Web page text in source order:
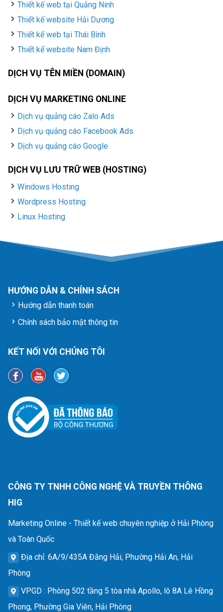
Thiết kế web tại Quảng Ninh
Thiết kế website Hải Dương
Thiết kế web tại Thái Bình
Thiết kế website Nam Định
DỊCH VỤ TÊN MIỀN (DOMAIN)
DỊCH VỤ MARKETING ONLINE
Dịch vụ quảng cáo Zalo Ads
Dịch vụ quảng cáo Facebook Ads
Dịch vụ quảng cáo Google
DỊCH VỤ LƯU TRỮ WEB (HOSTING)
Windows Hosting
Wordpress Hosting
Linux Hosting
HƯỚNG DẪN & CHÍNH SÁCH
Hướng dẫn thanh toán
Chính sách bảo mật thông tin
KẾT NỐI VỚI CHÚNG TÔI
CÔNG TY TNHH CÔNG NGHỆ VÀ TRUYỀN THÔNG
HIG
Marketing Online - Thiết kế web chuyên nghiệp ở Hải Phòng
và Toàn Quốc
Địa chỉ: 6A/9/435A Đằng Hải, Phường Hải An, Hải
Phòng
VPGD : Phòng 502 tầng 5 tòa nhà Apollo, lô 8A Lê Hồng
Phong, Phường Gia Viên, Hải Phòng